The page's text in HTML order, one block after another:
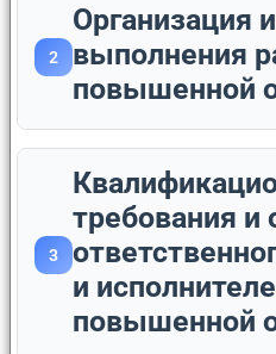
2
Организация
выполнения
повышенной
3
требования и
и
повышенной